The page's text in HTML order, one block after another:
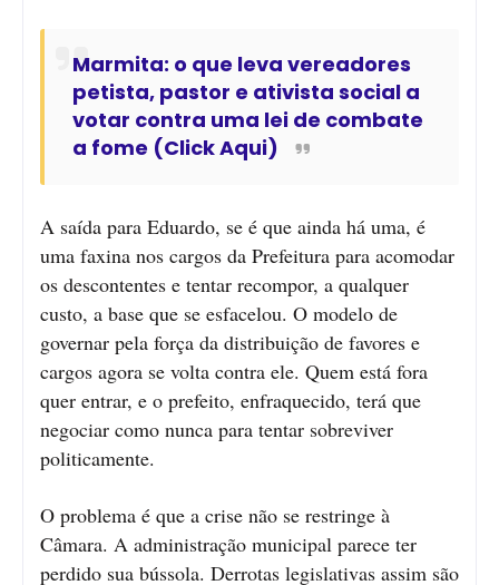
Marmita: o que leva vereadores
petista, pastor e ativista social a
votar contra uma lei de combate
a fome (Click Aqui)
A saída para Eduardo, se é que ainda há uma, é
uma faxina nos cargos da Prefeitura para acomodar
os descontentes e tentar recompor, a qualquer
custo, a base que se esfacelou. O modelo de
governar pela força da distribuição de favores e
cargos agora se volta contra ele. Quem está fora
quer entrar, e o prefeito, enfraquecido, terá que
negociar como nunca para tentar sobreviver
politicamente.
O problema é que a crise não se restringe à
Câmara. A administração municipal parece ter
perdido sua bússola. Derrotas legislativas assim são